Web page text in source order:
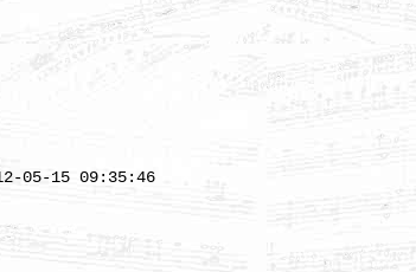
05-15 09:35:46